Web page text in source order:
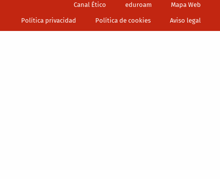
Canal Ético eduroam Mapa Web
Política privacidad Política de cookies Aviso legal